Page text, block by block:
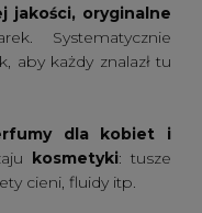
jakości, oryginalne
Systematycznie
aby każdy znalazł tu
dla kobiet i
kosmetyki: tusze
cieni, fluidy itp.